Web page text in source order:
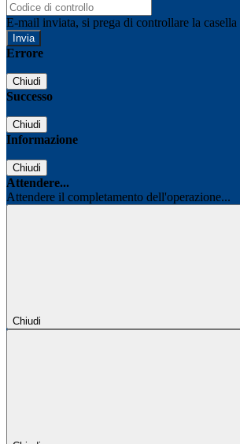
E-mail inviata, si prega di controllare la
Errore
Chiudi
Successo
Chiudi
Informazione
Chiudi
Attendere...
Attendere il completamento dell'operazione...
Chiudi